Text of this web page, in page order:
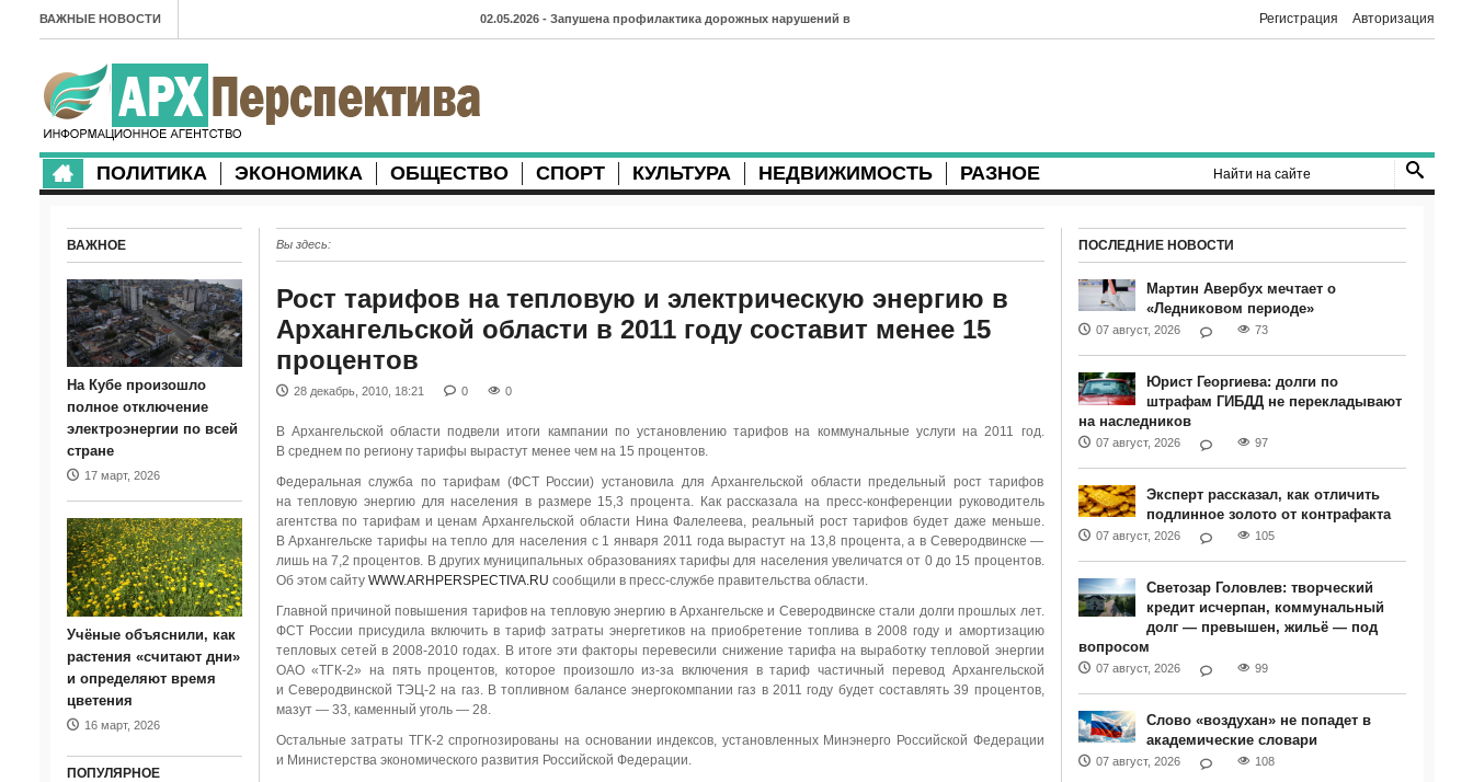
ВАЖНЫЕ НОВОСТИ 02.05.2026 - Запушена профилактика дорожных нарушений в
27.04.2026 - Губернатор Архангельской области контролирует
23.04.2026 - Детский экологический форум усилит
21.04.2026 - Выгуливание собак: правила и штрафы в России
18.04.2026 - Мобильные комплексы фотофиксации Vitronic
появились в Монтгомери
Регистрация Авторизация
ПОЛИТИКА ЭКОНОМИКА ОБЩЕСТВО СПОРТ КУЛЬТУРА НЕДВИЖИМОСТЬ РАЗНОЕ
Вы здесь:
Рост тарифов на тепловую и электрическую энергию в
Архангельской области в 2011 году составит менее 15
процентов
28 декабрь, 2010, 18:21 0 0
В Архангельской области подвели итоги кампании по установлению тарифов на коммунальные услуги на 2011 год.
В среднем по региону тарифы вырастут менее чем на 15 процентов.
Федеральная служба по тарифам (ФСТ России) установила для Архангельской области предельный рост тарифов
на тепловую энергию для населения в размере 15,3 процента. Как рассказала на пресс-конференции руководитель
агентства по тарифам и ценам Архангельской области Нина Фалелеева, реальный рост тарифов будет даже меньше.
В Архангельске тарифы на тепло для населения с 1 января 2011 года вырастут на 13,8 процента, а в Северодвинске —
лишь на 7,2 процентов. В других муниципальных образованиях тарифы для населения увеличатся от 0 до 15 процентов.
Об этом сайту WWW.ARHPERSPECTIVA.RU сообщили в пресс-службе правительства области.
Главной причиной повышения тарифов на тепловую энергию в Архангельске и Северодвинске стали долги прошлых лет.
ФСТ России присудила включить в тариф затраты энергетиков на приобретение топлива в 2008 году и амортизацию
тепловых сетей в2008-2010 годах. В итоге эти факторы перевесили снижение тарифа на выработку тепловой энергии
ОАО «ТГК-2» на пять процентов, которое произошло из-за включения в тариф частичный перевод Архангельской
и Северодвинской ТЭЦ-2 на газ. В топливном балансе энергокомпании газ в 2011 году будет составлять 39 процентов,
мазут — 33, каменный уголь — 28.
Остальные затраты ТГК-2 спрогнозированы на основании индексов, установленных Минэнерго Российской Федерации
и Министерства экономического развития Российской Федерации.
ПОСЛЕДНИЕ НОВОСТИ
Мартин Авербух мечтает о
«Ледниковом периоде»
07 август, 2026 73
Юрист Георгиева: долги по
штрафам ГИБДД не перекладывают
на наследников
07 август, 2026 97
Эксперт рассказал, как отличить
подлинное золото от контрафакта
07 август, 2026 105
Светозар Головлев: творческий
кредит исчерпан, коммунальный
долг — превышен, жильё — под
вопросом
07 август, 2026 99
Слово «воздухан» не попадет в
академические словари
07 август, 2026 108
ВАЖНОЕ
На Кубе произошло
полное отключение
электроэнергии по всей
стране
17 март, 2026
Учёные объяснили, как
растения «считают дни»
и определяют время
цветения
16 март, 2026
ПОПУЛЯРНОЕ